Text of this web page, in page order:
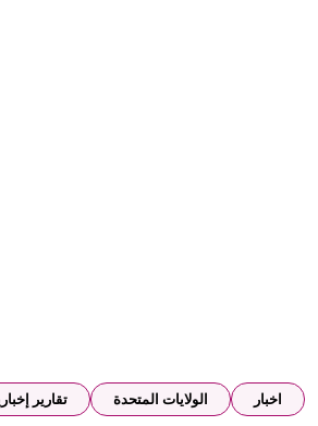
اخبار الولايات المتحدة تقارير